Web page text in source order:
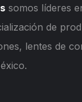
somos líderes
de
lentes de